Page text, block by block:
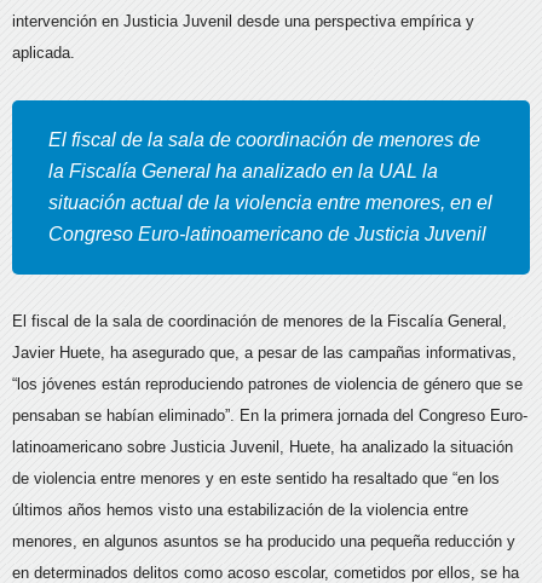
intervención en Justicia Juvenil desde una perspectiva empírica y
aplicada.
El fiscal de la sala de coordinación de menores de
la Fiscalía General ha analizado en la UAL la
situación actual de la violencia entre menores, en el
Congreso Euro-latinoamericano de Justicia Juvenil
El fiscal de la sala de coordinación de menores de la Fiscalía General,
Javier Huete, ha asegurado que, a pesar de las campañas informativas,
“los jóvenes están reproduciendo patrones de violencia de género que se
pensaban se habían eliminado”. En la primera jornada del Congreso Euro-
latinoamericano sobre Justicia Juvenil, Huete, ha analizado la situación
de violencia entre menores y en este sentido ha resaltado que “en los
últimos años hemos visto una estabilización de la violencia entre
menores, en algunos asuntos se ha producido una pequeña reducción y
en determinados delitos como acoso escolar, cometidos por ellos, se ha